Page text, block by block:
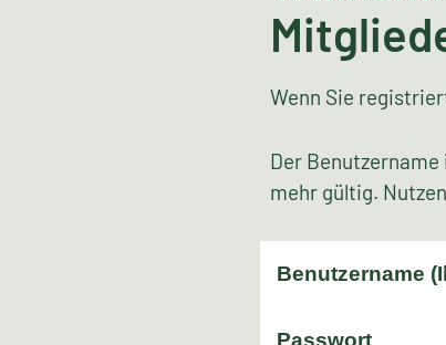
Wenn Sie
Der
mehr gültig.